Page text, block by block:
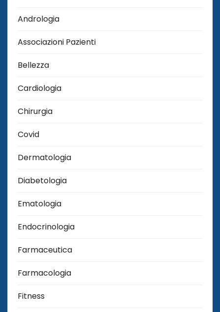
Andrologia
Associazioni Pazienti
Bellezza
Cardiologia
Chirurgia
Covid
Dermatologia
Diabetologia
Ematologia
Endocrinologia
Farmaceutica
Farmacologia
Fitness